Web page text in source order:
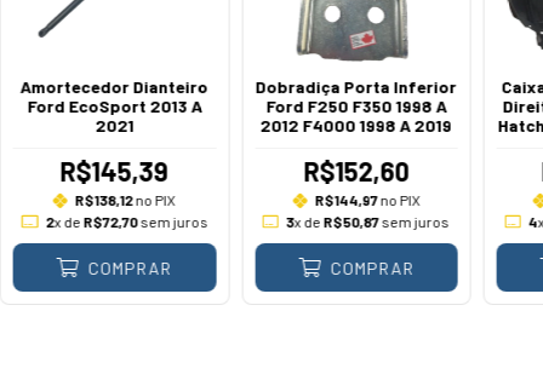
Amortecedor Dianteiro
Ford EcoSport 2013 A
2021
R$145,39
R$138,12no PIX
2x de R$72,70sem juros
COMPRAR
Dobradiça Porta Inferior
Ford F250 F350 1998 A
2012 F4000 1998 A 2019
R$152,60
R$144,97no PIX
3x de R$50,87sem juros
COMPRAR
4